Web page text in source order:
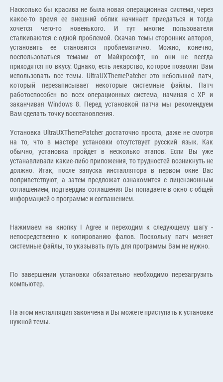
Насколько бы красива не была новая операционная система, через
какое-то время ее внешний облик начинает приедаться и тогда
хочется чего-то новенького. И тут многие пользователи
сталкиваются с одной проблемой. Скачав темы сторонних авторов,
установить ее становится проблематично. Можно, конечно,
воспользоваться темами от Майкрософт, но они не всегда
приходятся по вкусу. Однако, есть лекарство, которое позволит Вам
использовать все темы. UltraUXThemePatcher это небольшой патч,
который перезаписывает некоторые системные файлы. Патч
работоспособен во всех операционных система, начиная с XP и
заканчивая Windows 8. Перед установкой патча мы рекомендуем
Вам сделать точку восстановления.
Установка UltraUXThemePatcher достаточно проста, даже не смотря
на то, что в мастере установки отсутствует русский язык. Как
обычно, установка пройдет в несколько этапов. Если Вы уже
устанавливали какие-либо приложения, то трудностей возникнуть не
должно. Итак, после запуска инсталлятора в первом окне Вас
поприветствуют, а затем предложат ознакомится с лицензионным
соглашением, подтвердив соглашения Вы попадаете в окно с общей
информацией о программе и соглашением.
Нажимаем на кнопку I Agree и переходим к следующему шагу -
непосредственно к копированию фалов. Поскольку патч меняет
системные файлы, то указывать путь для программы Вам не нужно.
По завершении установки обязательно необходимо перезагрузить
компьютер.
На этом инсталляция закончена и Вы можете приступать к установке
нужной темы.